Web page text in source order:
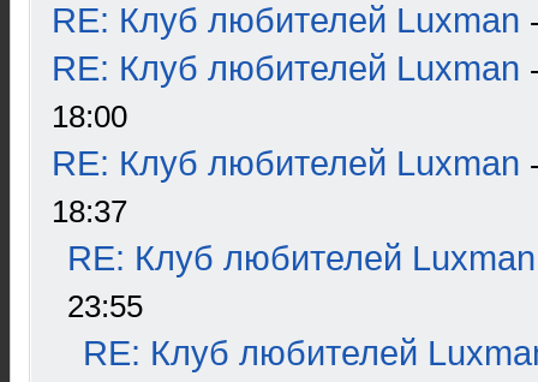
RE: Клуб любителей Luxman
RE: Клуб любителей Luxman
18:00
RE: Клуб любителей Luxman
18:37
RE: Клуб любителей Luxman
23:55
RE: Клуб любителей